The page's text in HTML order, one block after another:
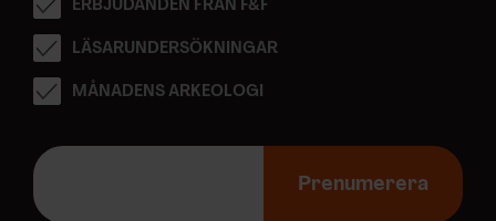
ERBJUDANDEN FRÅN F&F
LÄSARUNDERSÖKNINGAR
MÅNADENS ARKEOLOGI
E
p
Prenumerera